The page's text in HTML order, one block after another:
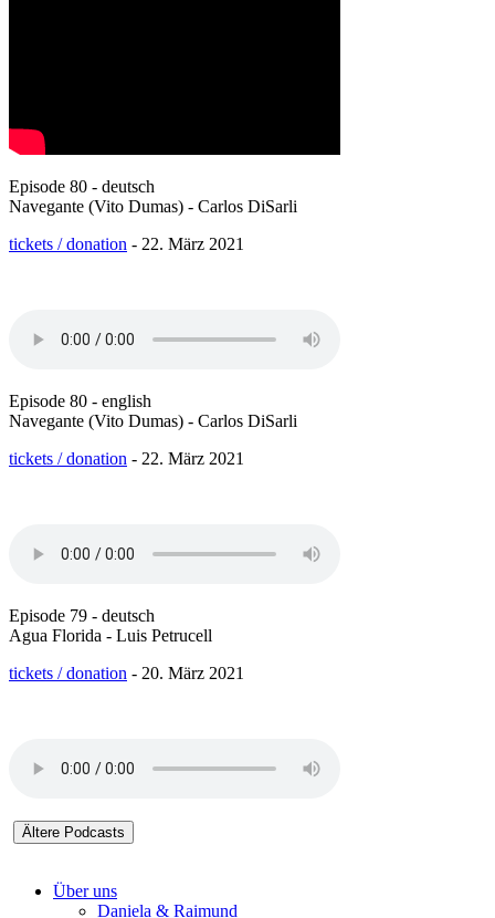
Episode 80 - deutsch
Navegante (Vito Dumas) - Carlos DiSarli
tickets / donation - 22. März 2021
Episode 80 - english
Navegante (Vito Dumas) - Carlos DiSarli
tickets / donation - 22. März 2021
Episode 79 - deutsch
Agua Florida - Luis Petrucell
tickets / donation - 20. März 2021
Über uns
Daniela & Raimund